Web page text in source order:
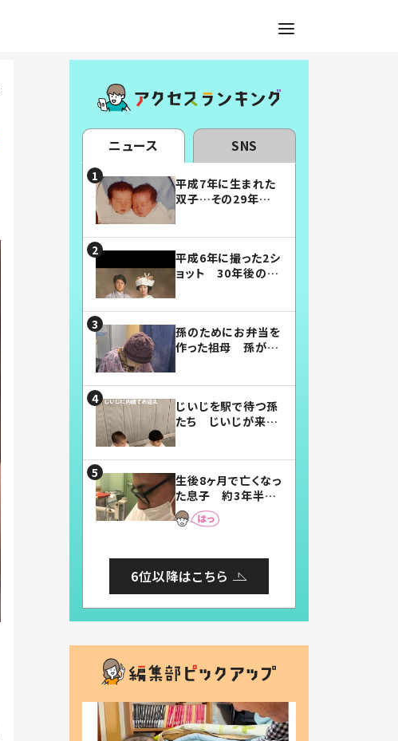
ニュース SNS
平成7年に生まれた
双子…その29年後
平成6年に撮った2シ
ョット 30年後の姿
孫のためにお弁当を
作った祖母 孫が絶
じいじを駅で待つ孫
たち じいじが来た
まらない」「幸せにな
れる」
生後8ヶ月で亡くなっ
た息子 約3年半
後、当時の妻の日記
に書いてあった本音
6位以降はこちら